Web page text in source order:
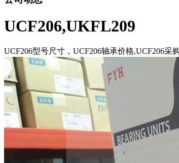
UCF206,UKFL209
UCF206型号尺寸，UCF206轴承价格,UCF206采